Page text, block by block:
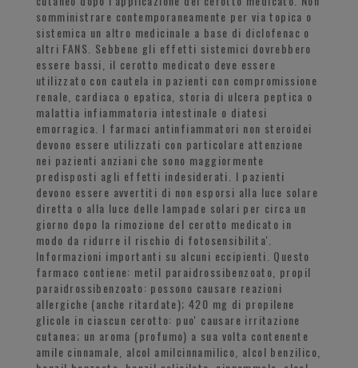
somministrare contemporaneamente per via topica o
sistemica un altro medicinale a base di diclofenac o
altri FANS. Sebbene gli effetti sistemici dovrebbero
essere bassi, il cerotto medicato deve essere
utilizzato con cautela in pazienti con compromissione
renale, cardiaca o epatica, storia di ulcera peptica o
malattia infiammatoria intestinale o diatesi
emorragica. I farmaci antinfiammatori non steroidei
devono essere utilizzati con particolare attenzione
nei pazienti anziani che sono maggiormente
predisposti agli effetti indesiderati. I pazienti
devono essere avvertiti di non esporsi alla luce solare
diretta o alla luce delle lampade solari per circa un
giorno dopo la rimozione del cerotto medicato in
modo da ridurre il rischio di fotosensibilita'.
Informazioni importanti su alcuni eccipienti. Questo
farmaco contiene: metil paraidrossibenzoato, propil
paraidrossibenzoato: possono causare reazioni
allergiche (anche ritardate); 420 mg di propilene
glicole in ciascun cerotto: puo' causare irritazione
cutanea; un aroma (profumo) a sua volta contenente
amile cinnamale, alcol amilcinnamilico, alcol benzilico,